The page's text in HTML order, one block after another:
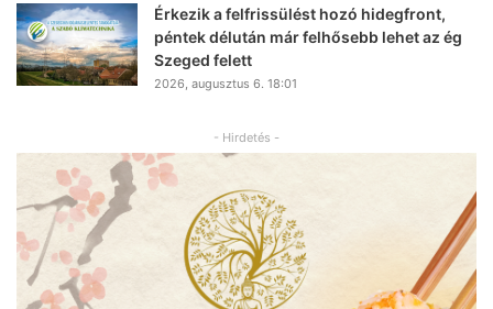
Érkezik a felfrissülést hozó hidegfront,
péntek délután már felhősebb lehet az ég
Szeged felett
2026, augusztus 6. 18:01
- Hirdetés -